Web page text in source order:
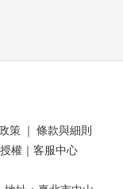
策 ｜ 條款與細則
權 ｜ 客服中心